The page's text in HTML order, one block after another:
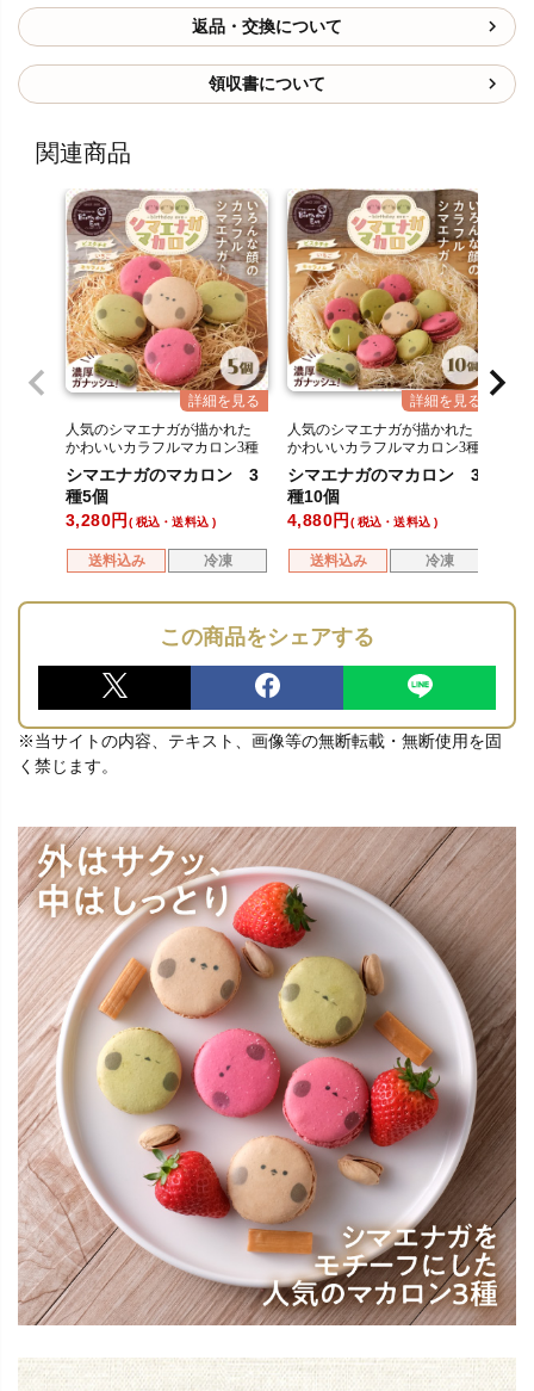
返品・交換について
領収書について
関連商品
人気のシマエナガが描かれた
かわいいカラフルマカロン3種
シマエナガのマカロン 3
種5個
送料込み 冷凍
3,280 税込・送料込
人気のシマエナガが描かれた
かわいいカラフルマカロン3種
シマエナガのマカロン 3
種10個
送料込み 冷凍
4,880 税込・送料込
この商品をシェアする
※当サイトの内容、テキスト、画像等の無断転載・無断使用を固
く禁じます。